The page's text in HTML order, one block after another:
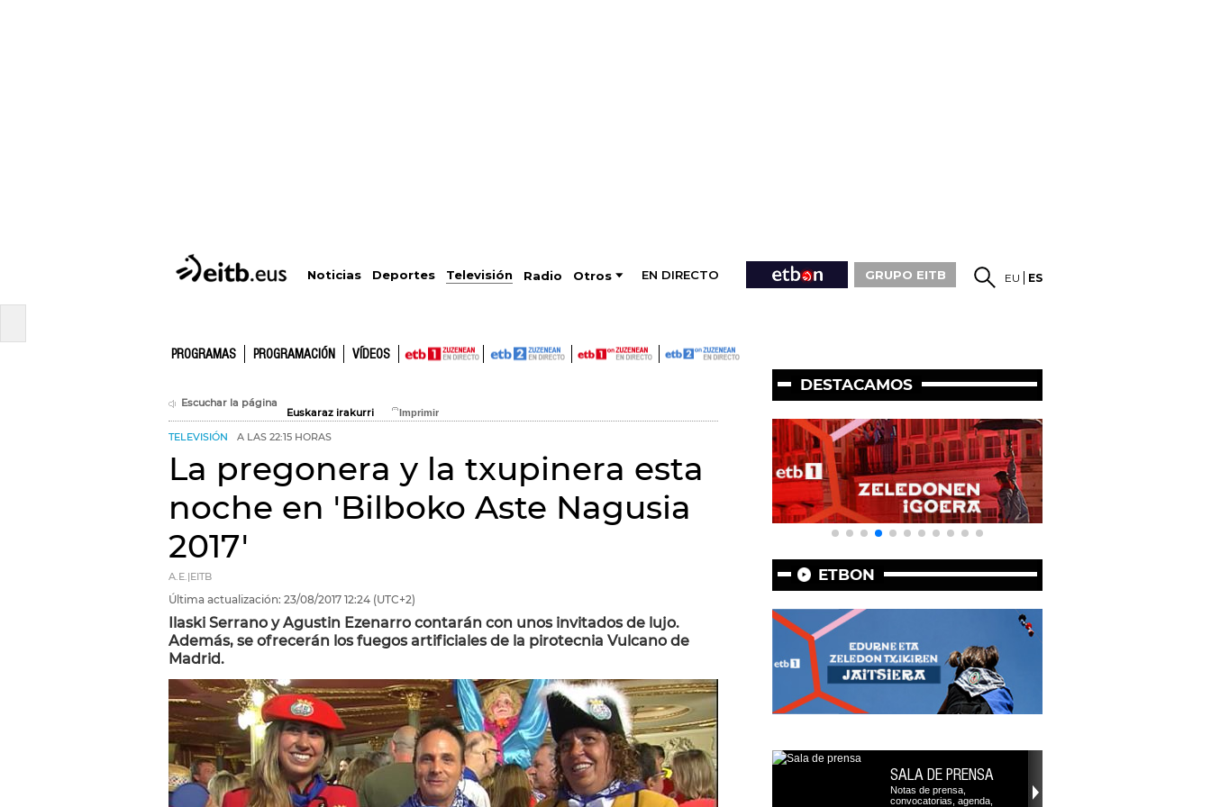
Noticias Deportes Televisión Radio Otros EN DIRECTO GRUPO EITB EU ES
PROGRAMAS PROGRAMACIÓN VÍDEOS
Escuchar la página
Euskaraz irakurri
TELEVISIÓN A LAS 22:15 HORAS
La pregonera y la txupinera esta
noche en 'Bilboko Aste Nagusia
2017'
A.E.|EITB
Última actualización: 23/08/2017 12:24 (UTC+2)
Ilaski Serrano y Agustin Ezenarro contarán con unos invitados de lujo.
Además, se ofrecerán los fuegos artificiales de la pirotecnia Vulcano de
Madrid.
DESTACAMOS
ETBON
SALA DE PRENSA
Notas de prensa,
convocatorias, agenda,